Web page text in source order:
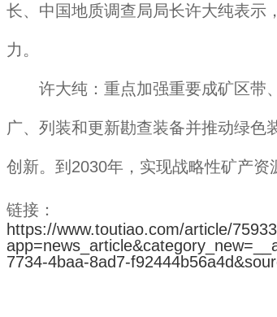
长、中国地质调查局局长许大纯表示
力。
许大纯：重点加强重要成矿区带、
广、列装和更新勘查装备并推动绿色
创新。到2030年，实现战略性矿产资
链接：
https://www.toutiao.com/article/
7734-4baa-8ad7-